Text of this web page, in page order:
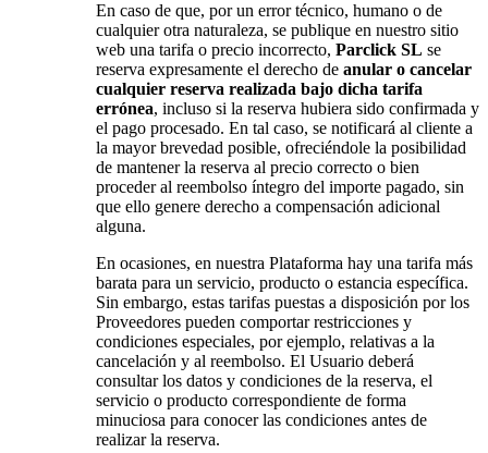
En caso de que, por un error técnico, humano o de
cualquier otra naturaleza, se publique en nuestro sitio
web una tarifa o precio incorrecto, Parclick SL se
reserva expresamente el derecho de anular o cancelar
cualquier reserva realizada bajo dicha tarifa
errónea, incluso si la reserva hubiera sido confirmada y
el pago procesado. En tal caso, se notificará al cliente a
la mayor brevedad posible, ofreciéndole la posibilidad
de mantener la reserva al precio correcto o bien
proceder al reembolso íntegro del importe pagado, sin
que ello genere derecho a compensación adicional
alguna.
En ocasiones, en nuestra Plataforma hay una tarifa más
barata para un servicio, producto o estancia específica.
Sin embargo, estas tarifas puestas a disposición por los
Proveedores pueden comportar restricciones y
condiciones especiales, por ejemplo, relativas a la
cancelación y al reembolso. El Usuario deberá
consultar los datos y condiciones de la reserva, el
servicio o producto correspondiente de forma
minuciosa para conocer las condiciones antes de
realizar la reserva.